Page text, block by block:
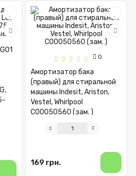
0
Амортизатор бака
(правый) для стиральной
машины Indesit, Ariston,
Vestel, Whirlpool
C00050560 (зам. )
169 грн.